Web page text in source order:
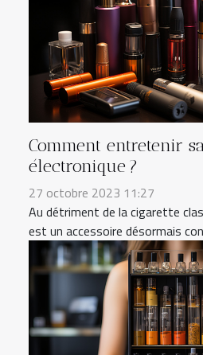
Comment entretenir
électronique ?
27 octobre 2023 11:27
Au détriment de la cigarette
est un accessoire désormais